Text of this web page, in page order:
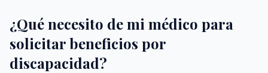
¿Qué necesito de mi médico para
solicitar beneficios por
discapacidad?